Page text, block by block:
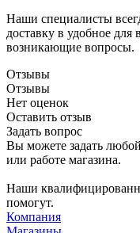
Наши специалисты
доставку в удобное для
возникающие вопросы.
Отзывы
Отзывы
Нет оценок
Оставить отзыв
Задать вопрос
Вы можете задать
или работе магазина.
Наши
помогут.
Компания